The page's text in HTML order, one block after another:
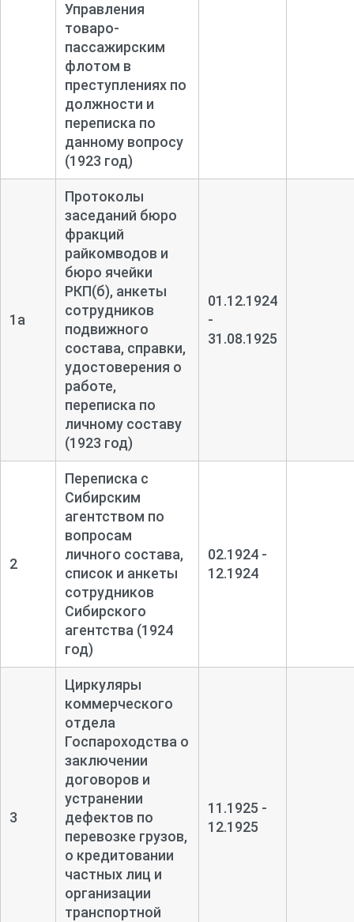
Управления
товаро-
пассажирским
флотом в
преступлениях по
должности и
переписка по
данному вопросу
(1923 год)
1а
Протоколы
заседаний бюро
фракций
райкомводов и
бюро ячейки
РКП(б), анкеты
сотрудников
подвижного
состава, справки,
удостоверения о
работе,
переписка по
личному составу
(1923 год)
01.12.1924
-
31.08.1925
2
Переписка с
Сибирским
агентством по
вопросам
личного состава,
список и анкеты
сотрудников
Сибирского
агентства (1924
год)
02.1924 -
12.1924
3
Циркуляры
коммерческого
отдела
Госпароходства о
заключении
договоров и
устранении
дефектов по
перевозке грузов,
о кредитовании
частных лиц и
организации
транспортной
11.1925 -
12.1925